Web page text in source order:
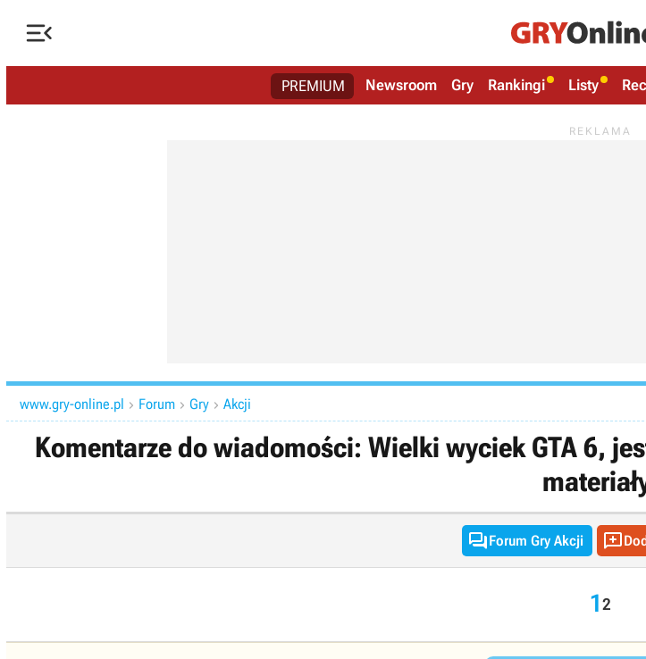

PREMIUM Newsroom Gry Rankingi Listy
www.gry-online.pl  Forum  Gry  Akcji
Komentarze do wiadomości: Wielki wyciek GTA 6,
Forum Gry Akcji 
12